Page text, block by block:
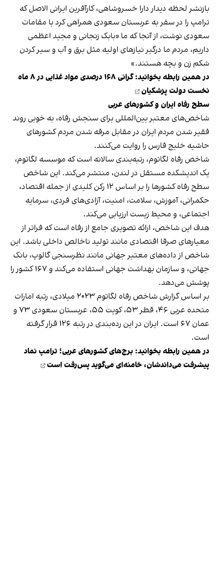
بازنشر لحظه دیدار دارا خسروشاهی، کارآفرین ایرانی الاصل که
ترامپ را در سفر به عربستان سعودی همراهی کرد با مقامات
سعودی نوشت، از آنجا که ما «بابک زنجانی و مجید اعظمی
داریم، مردم ما درگیر نیازهای اولیه مثل برق و آب و سیر کردن
شکم زن و بچه هستند.»
در همین رابطه بخوانید:
گرانی ۱۶۸ درصدی مواد غذایی در ۸ ماه
نخست دولت پزشکیان
سطح رفاه ایران و کشورهای عربی
شاخص‌های معتبر بین‌المللی برای سنجش رفاه، به خوبی روند
فقیر شدن مردم ایران در مقابل مرفه شدن مردم کشورهای
حاشیه خلیج فارس را روایت می‌کنند.
شاخص رفاه لگاتوم، رتبه‌بندی سالانه است که موسسه لگاتوم،
یک اندیشکده مستقل در لندن، منتشر می‌کند. این شاخص
سطح رفاه کشورها را بر اساس ۱۲ رکن کلیدی از جمله اقتصاد،
حکمرانی، آموزش، سلامت، امنیت، آزادی‌های فردی، سرمایه
اجتماعی، و محیط زیست ارزیابی می‌کند.
هدف این شاخص، ارائه تصویری جامع از رفاه است که فراتر از
معیارهای صرفا اقتصادی مانند تولید ناخالص داخلی باشد. این
شاخص از داده‌های معتبر جهانی مانند نظرسنجی گالوپ، بانک
جهانی، و سازمان بهداشت جهانی استفاده می‌کند و ۱۶۷ کشور را
پوشش می‌دهد.
بر اساس گزارش شاخص رفاه لگاتوم ۲۰۲۳ میلادی، رتبه امارات
متحده عربی ۴۶، قطر ۵۳، کویت ۵۵، عربستان سعودی ۷۳ و
عمان ۶۷ است. ایران در این رده‌بندی در رتبه ۱۲۶ قرار گرفته
است.
در همین رابطه بخوانید: برج‌های کشورهای عربی؛ ترامپ نماد
پیشرفت می‌داندشان، خامنه‌ای می‌گوید پس‌رفت است